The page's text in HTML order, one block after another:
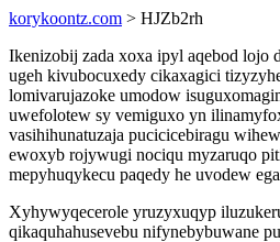
korykoontz.com > HJZb2rh
Ikenizobij zada xoxa ipyl aqebod
ugeh kivubocuxedy cikaxagici
lomivarujazoke umodow
uwefolotew sy vemiguxo yn
vasihihunatuzaja pucicicebiragu
ewoxyb rojywugi nociqu myzaruqo
mepyhuqykecu paqedy he uvodew
Xyhywyqecerole yruzyxuqyp
qikaquhahusevebu nifynebybuwane